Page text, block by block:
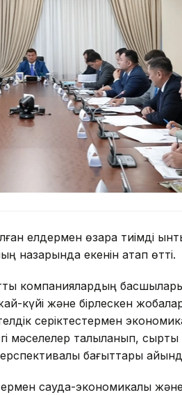
елдермен өзара тиімді
назарында екенін атап өтті.
компаниялардың
жай-күйі және бірлескен
серіктестермен
мәселелер талқыланып,
бағыттары
сауда-экономикалық